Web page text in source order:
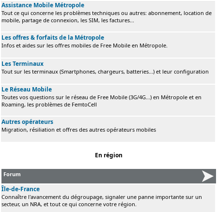
Assistance Mobile Métropole
Tout ce qui concerne les problèmes techniques ou autres: abonnement, location de
mobile, partage de connexion, les SIM, les factures...
Les offres & forfaits de la Métropole
Infos et aides sur les offres mobiles de Free Mobile en Métropole.
Les Terminaux
Tout sur les terminaux (Smartphones, chargeurs, batteries...) et leur configuration
Le Réseau Mobile
Toutes vos questions sur le réseau de Free Mobile (3G/4G...) en Métropole et en
Roaming, les problèmes de FemtoCell
Autres opérateurs
Migration, résiliation et offres des autres opérateurs mobiles
En région
Forum
Île-de-France
Connaître l'avancement du dégroupage, signaler une panne importante sur un
secteur, un NRA, et tout ce qui concerne votre région.